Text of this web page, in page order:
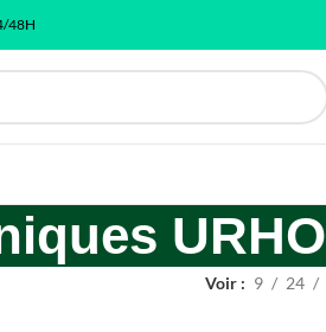
48H
URHO
Voir 9 24